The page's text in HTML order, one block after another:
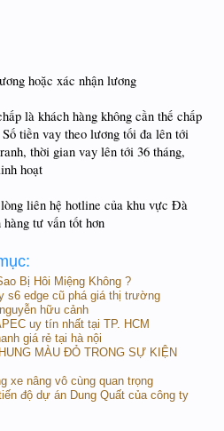
hoặc xác nhận lương
là khách hàng không cần thế chấp
tiền vay theo lương tối đa lên tới
thời gian vay lên tới 36 tháng,
hoạt
liên hệ hotline của khu vực Đà
tư vấn tốt hơn
Bị Hôi Miệng Không ?
s6 edge cũ phá giá thị trường
hữu cảnh
uy tín nhất tại TP. HCM
giá rẻ tại hà nội
MÀU ĐỎ TRONG SỰ KIỆN
xe nâng vô cùng quan trọng
độ dự án Dung Quất của công ty